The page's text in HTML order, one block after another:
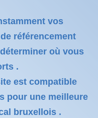
vos
référencement
où vous
.
est compatible
pour une meilleure
bruxellois .